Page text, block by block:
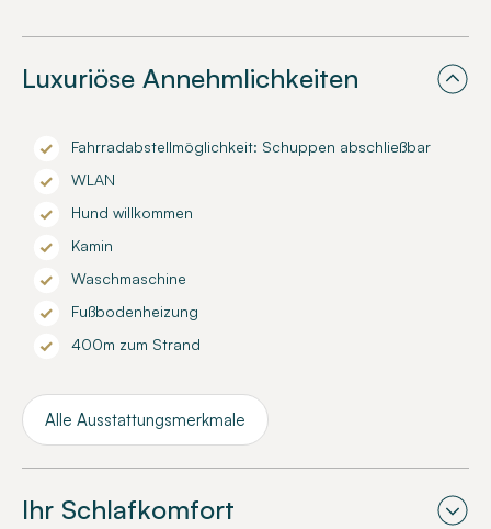
Luxuriöse Annehmlichkeiten
Fahrradabstellmöglichkeit: Schuppen abschließbar
WLAN
Hund willkommen
Kamin
Waschmaschine
Fußbodenheizung
400m zum Strand
Alle Ausstattungsmerkmale
Ihr Schlafkomfort